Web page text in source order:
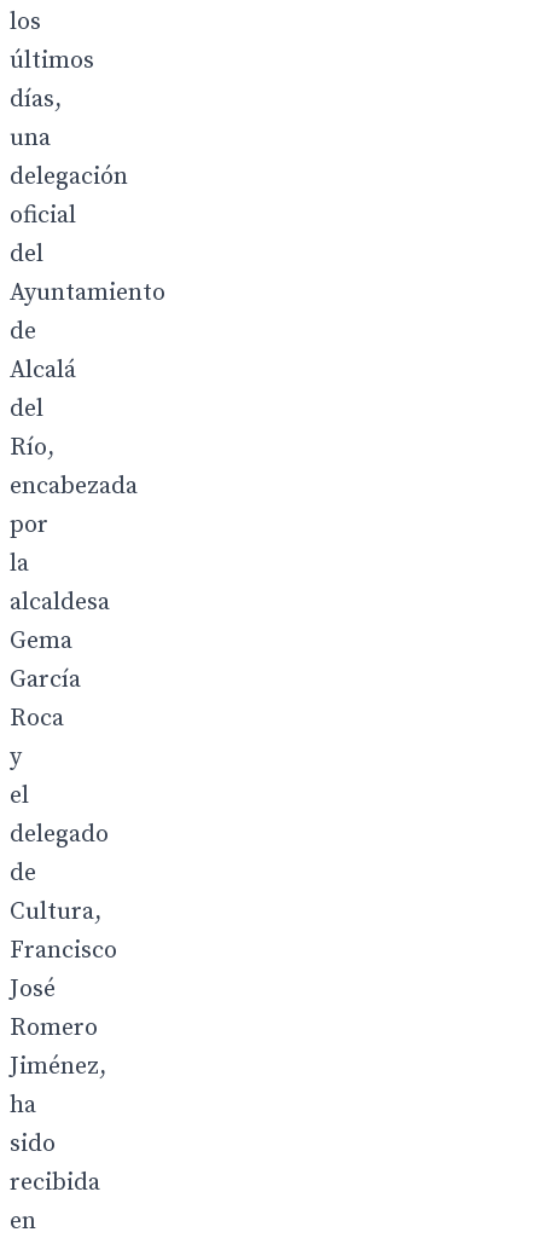
los
últimos
días,
una
delegación
oficial
del
Ayuntamiento
de
Alcalá
del
Río,
encabezada
por
la
alcaldesa
Gema
García
Roca
y
el
delegado
de
Cultura,
Francisco
José
Romero
Jiménez,
ha
sido
recibida
en